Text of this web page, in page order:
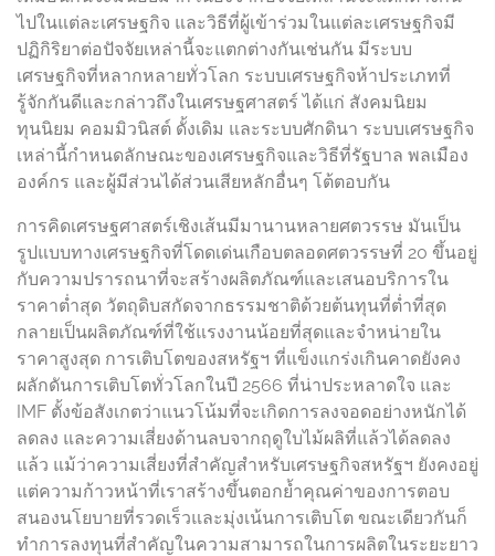
ไปในแต่ละเศรษฐกิจ และวิธีที่ผู้เข้าร่วมในแต่ละเศรษฐกิจมี
ปฏิกิริยาต่อปัจจัยเหล่านี้จะแตกต่างกันเช่นกัน มีระบบ
เศรษฐกิจที่หลากหลายทั่วโลก ระบบเศรษฐกิจห้าประเภทที่
รู้จักกันดีและกล่าวถึงในเศรษฐศาสตร์ ได้แก่ สังคมนิยม
ทุนนิยม คอมมิวนิสต์ ดั้งเดิม และระบบศักดินา ระบบเศรษฐกิจ
เหล่านี้กำหนดลักษณะของเศรษฐกิจและวิธีที่รัฐบาล พลเมือง
องค์กร และผู้มีส่วนได้ส่วนเสียหลักอื่นๆ โต้ตอบกัน
การคิดเศรษฐศาสตร์เชิงเส้นมีมานานหลายศตวรรษ มันเป็น
รูปแบบทางเศรษฐกิจที่โดดเด่นเกือบตลอดศตวรรษที่ 20 ขึ้นอยู่
กับความปรารถนาที่จะสร้างผลิตภัณฑ์และเสนอบริการใน
ราคาต่ำสุด วัตถุดิบสกัดจากธรรมชาติด้วยต้นทุนที่ต่ำที่สุด
กลายเป็นผลิตภัณฑ์ที่ใช้แรงงานน้อยที่สุดและจำหน่ายใน
ราคาสูงสุด การเติบโตของสหรัฐฯ ที่แข็งแกร่งเกินคาดยังคง
ผลักดันการเติบโตทั่วโลกในปี 2566 ที่น่าประหลาดใจ และ
IMF ตั้งข้อสังเกตว่าแนวโน้มที่จะเกิดการลงจอดอย่างหนักได้
ลดลง และความเสี่ยงด้านลบจากฤดูใบไม้ผลิที่แล้วได้ลดลง
แล้ว แม้ว่าความเสี่ยงที่สำคัญสำหรับเศรษฐกิจสหรัฐฯ ยังคงอยู่
แต่ความก้าวหน้าที่เราสร้างขึ้นตอกย้ำคุณค่าของการตอบ
สนองนโยบายที่รวดเร็วและมุ่งเน้นการเติบโต ขณะเดียวกันก็
ทำการลงทุนที่สำคัญในความสามารถในการผลิตในระยะยาว